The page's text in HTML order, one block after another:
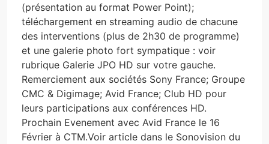
(présentation au format Power Point);
téléchargement en streaming audio de chacune
des interventions (plus de 2h30 de programme)
et une galerie photo fort sympatique : voir
rubrique Galerie JPO HD sur votre gauche.
Remerciement aux sociétés Sony France; Groupe
CMC & Digimage; Avid France; Club HD pour
leurs participations aux conférences HD.
Prochain Evenement avec Avid France le 16
Février à CTM.Voir article dans le Sonovision du